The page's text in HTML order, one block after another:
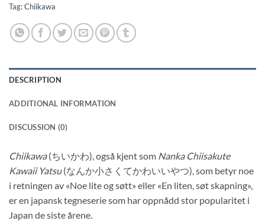
Tag:Chiikawa
DESCRIPTION
ADDITIONAL INFORMATION
DISCUSSION (0)
Chiikawa(ちいかわ), også kjent som Nanka Chiisakute
Kawaii Yatsu(なんか小さくてかわいいやつ), som betyr noe
i retningen av «Noe lite og søtt» eller «En liten, søt skapning»,
er en japansk tegneserie som har oppnådd stor popularitet i
Japan de siste årene.